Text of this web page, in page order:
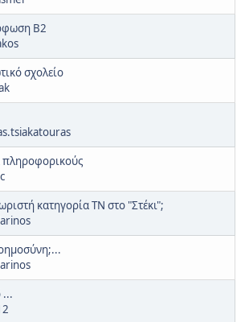
Β2
σχολείο
πληροφορικούς
κατηγορία ΤΝ στο "Στέκι";
...